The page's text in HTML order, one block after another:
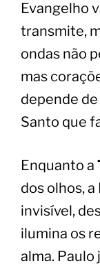
Evangelho
transmite,
ondas não
mas
depende
Santo que
Enquanto a
dos olhos,
invisível,
ilumina os
alma. Paulo